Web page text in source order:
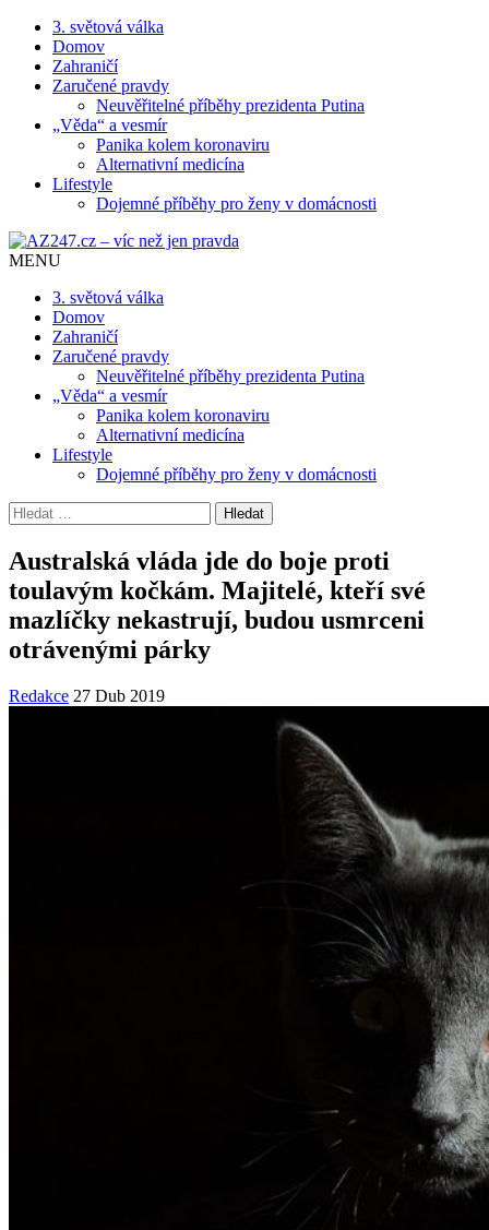
3. světová válka
Domov
Zahraničí
Zaručené pravdy
Neuvěřitelné příběhy prezidenta Putina
„Věda“ a vesmír
Panika kolem koronaviru
Alternativní medicína
Lifestyle
Dojemné příběhy pro ženy v domácnosti
MENU
3. světová válka
Domov
Zahraničí
Zaručené pravdy
Neuvěřitelné příběhy prezidenta Putina
„Věda“ a vesmír
Panika kolem koronaviru
Alternativní medicína
Lifestyle
Dojemné příběhy pro ženy v domácnosti
Vyhledávání
Australská vláda jde do boje proti
toulavým kočkám. Majitelé, kteří své
mazlíčky nekastrují, budou usmrceni
otrávenými párky
Redakce 27 Dub 2019